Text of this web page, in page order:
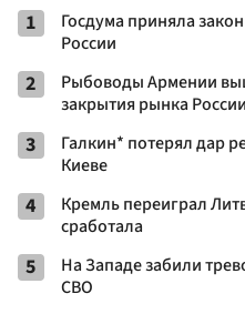
1
Госдума приняла
России
2
Рыбоводы Армении
закрытия рынка России
3
Галкин* потерял дар
Киеве
4
Кремль переиграл
сработала
5
На Западе забили
СВО